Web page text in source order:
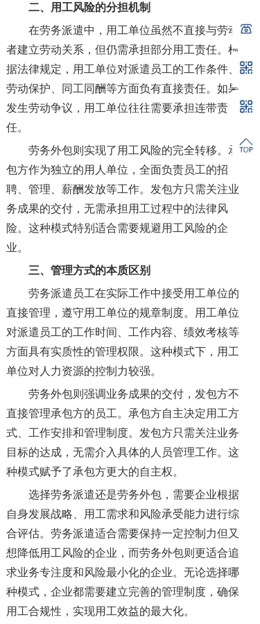
二、用工风险的分担机制
在劳务派遣中，用工单位虽然不直接与劳动
者建立劳动关系，但仍需承担部分用工责任。根
据法律规定，用工单位对派遣员工的工作条件、
劳动保护、同工同酬等方面负有直接责任。如果
发生劳动争议，用工单位往往需要承担连带责
任。
劳务外包则实现了用工风险的完全转移。承
包方作为独立的用人单位，全面负责员工的招
聘、管理、薪酬发放等工作。发包方只需关注业
务成果的交付，无需承担用工过程中的法律风
险。这种模式特别适合需要规避用工风险的企
业。
三、管理方式的本质区别
劳务派遣员工在实际工作中接受用工单位的
直接管理，遵守用工单位的规章制度。用工单位
对派遣员工的工作时间、工作内容、绩效考核等
方面具有实质性的管理权限。这种模式下，用工
单位对人力资源的控制力较强。
劳务外包则强调业务成果的交付，发包方不
直接管理承包方的员工。承包方自主决定用工方
式、工作安排和管理制度。发包方只需关注业务
目标的达成，无需介入具体的人员管理工作。这
种模式赋予了承包方更大的自主权。
选择劳务派遣还是劳务外包，需要企业根据
自身发展战略、用工需求和风险承受能力进行综
合评估。劳务派遣适合需要保持一定控制力但又
想降低用工风险的企业，而劳务外包则更适合追
求业务专注度和风险最小化的企业。无论选择哪
种模式，企业都需要建立完善的管理制度，确保
用工合规性，实现用工效益的最大化。